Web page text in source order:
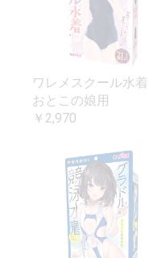
ワレメスクール水着
おとこの娘用
￥2,970